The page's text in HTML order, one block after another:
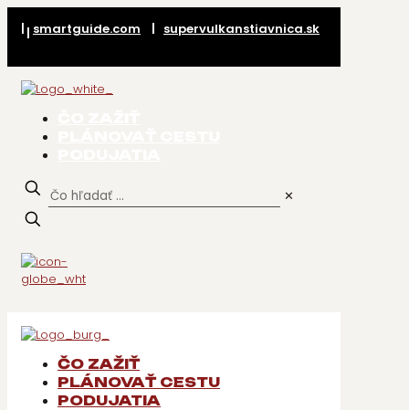
| smartguide.com | supervulkanstiavnica.sk
|
✕
ČO ZAŽIŤ
PLÁNOVAŤ CESTU
PODUJATIA